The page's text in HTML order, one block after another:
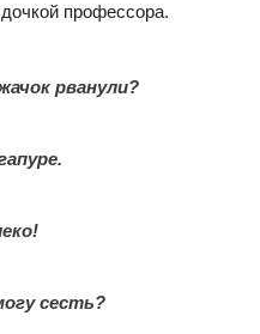
профессора.
рванули?
сесть?